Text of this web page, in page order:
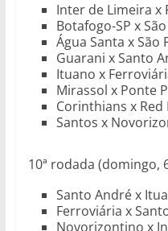
Inter de Limeira x
Botafogo-SP x
Água Santa x São
Guarani x Santo
Ituano x
Mirassol x Ponte
Corinthians x
Santos x
10ª rodada (domingo,
Santo André x
Ferroviária x
Novorizontino x